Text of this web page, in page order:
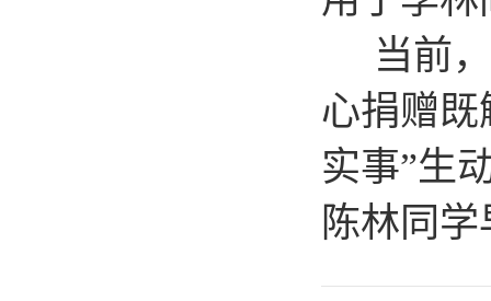
当前
心捐赠既
实事”生
陈林 同